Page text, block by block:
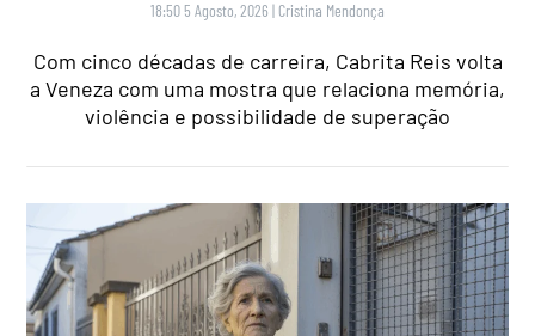
18:50 5 Agosto, 2026 | Cristina Mendonça
Com cinco décadas de carreira, Cabrita Reis volta
a Veneza com uma mostra que relaciona memória,
violência e possibilidade de superação